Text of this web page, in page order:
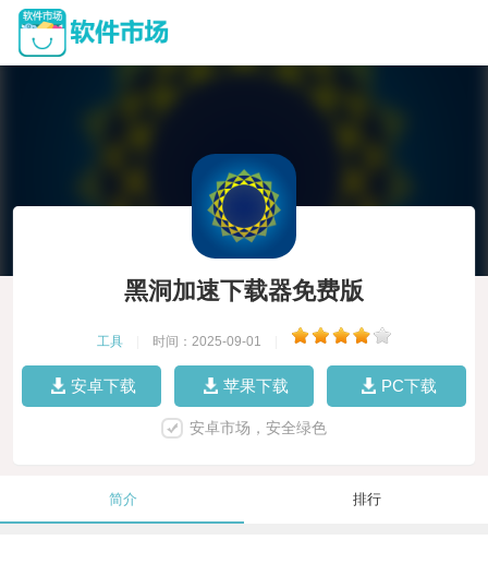
黑洞加速下载器免费版
工具 时间：2025-09-01
安卓下载 苹果下载 PC下载
安卓市场，安全绿色
简介 排行